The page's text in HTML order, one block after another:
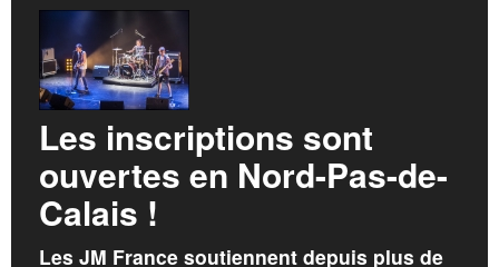
Les inscriptions sont
ouvertes en Nord-Pas-de-
Calais !
Les JM France soutiennent depuis plus de